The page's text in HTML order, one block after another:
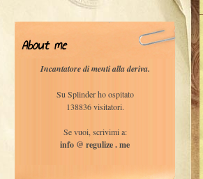
About me
Incantatore di menti alla deriva.
Su Splinder ho ospitato
138836 visitatori.
Se vuoi, scrivimi a:
info @ regulize . me